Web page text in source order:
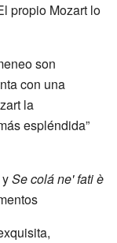
propio Mozart lo
son
con una
la
espléndida”
ySe colá ne' fati è